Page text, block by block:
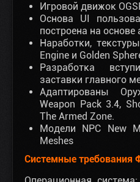
Игровой движок
Основа UI
построена на
Наработки,
Engine и Golden
Разработка
заставки главного
Адаптированы
Weapon Pack 3.4,
The Armed Zone.
Модели NPC New
Meshes
Системные требования